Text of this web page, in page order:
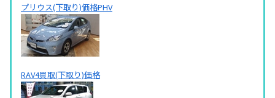
プリウス(下取り)価格PHV
RAV4買取(下取り)価格